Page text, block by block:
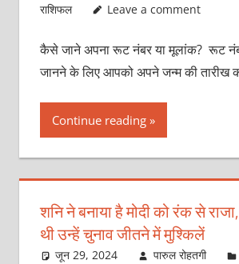
राशिफल
Leave a comment
कैसे जाने अपना रूट नंबर या मूलांक? रूट
जानने के लिए आपको अपने जन्म की तारीख
Continue reading
शनि ने बनाया है मोदी को रंक से
थी उन्‍हें चुनाव जीतने में मुश्किलें
जून 29, 2024 पारुल रोहतगी